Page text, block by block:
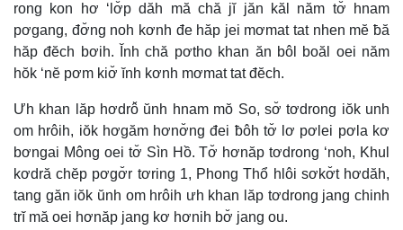
rong kon hơ ‘lơ̆p dăh mă chă jĭ jăn kăl năm tơ̆ hnam
pơgang, đơ̆ng noh kơnh đe hăp jei mơmat tat nhen mĕ ƀă
hăp đĕch bơih. Ĭnh chă pơtho khan ăn bôl boăl oei năm
hŏk ‘nĕ pơm kiơ̆ ĭnh kơnh mơmat tat đĕch.
Ưh khan lăp hơdrô̆ ŭnh hnam mŏ So, sơ̆ tơdrong iŏk unh
om hrôih, iŏk hơgăm hơnơ̆ng đei ƀôh tơ̆ lơ pơlei pơla kơ
bơngai Mông oei tơ̆ Sìn Hồ. Tơ̆ hơnăp tơdrong ‘noh, Khul
kơdră chĕp pơgơ̆r tơring 1, Phong Thổ hlôi sơkơ̆t hơdăh,
tang găn iŏk ŭnh om hrôih ưh khan lăp tơdrong jang chinh
trĭ mă oei hơnăp jang kơ hơnih bơ̆ jang ou.